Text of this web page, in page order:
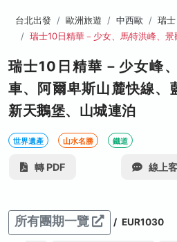
台北出發 歐洲旅遊 中西歐
瑞
瑞士10日精華－少女、馬特洪峰、
瑞士10日精華－少女峰
車、阿爾卑斯山麓快線、
新天鵝堡、山城連泊
世界遺產 山水名勝 鐵道
轉 PDF 線上
所有團期一覽 / EUR1030